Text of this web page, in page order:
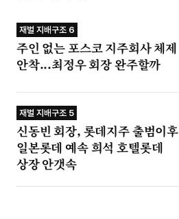
재벌 지배구조 6
주인 없는 포스코 지주회사 체제
안착...최정우 회장 완주할까
재벌 지배구조 5
신동빈 회장, 롯데지주 출범이후
일본롯데 예속 희석 호텔롯데
상장 안갯속